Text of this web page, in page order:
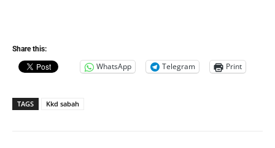
Share this:
WhatsApp Telegram Print
TAGS Kkd sabah